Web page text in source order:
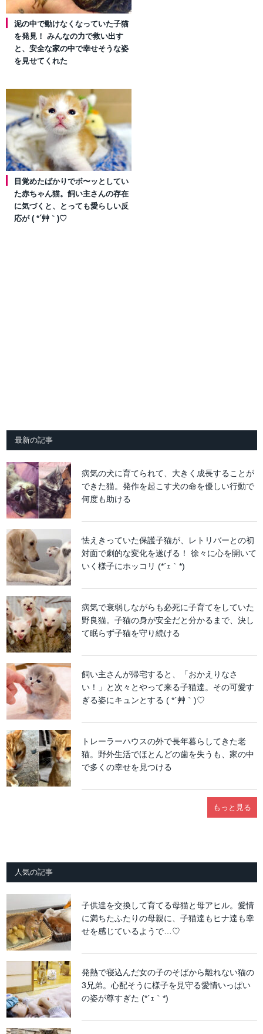
泥の中で動けなくなっていた子猫
を発見！ みんなの力で救い出す
と、安全な家の中で幸せそうな姿
を見せてくれた
目覚めたばかりでボ〜ッとしてい
た赤ちゃん猫。飼い主さんの存在
に気づくと、とっても愛らしい反
応が ( *´艸｀)♡
最新の記事
病気の犬に育てられて、大きく成長することが
できた猫。発作を起こす犬の命を優しい行動で
何度も助ける
怯えきっていた保護子猫が、レトリバーとの初
対面で劇的な変化を遂げる！ 徐々に心を開いて
いく様子にホッコリ (*´ｪ｀*)
病気で衰弱しながらも必死に子育てをしていた
野良猫。子猫の身が安全だと分かるまで、決し
て眠らず子猫を守り続ける
飼い主さんが帰宅すると、「おかえりなさ
い！」と次々とやって来る子猫達。その可愛す
ぎる姿にキュンとする ( *´艸｀)♡
トレーラーハウスの外で長年暮らしてきた老
猫。野外生活でほとんどの歯を失うも、家の中
で多くの幸せを見つける
もっと見る
人気の記事
子供達を交換して育てる母猫と母アヒル。愛情
に満ちたふたりの母親に、子猫達もヒナ達も幸
せを感じているようで…♡
発熱で寝込んだ女の子のそばから離れない猫の
3兄弟。心配そうに様子を見守る愛情いっぱい
の姿が尊すぎた (*´ｪ｀*)